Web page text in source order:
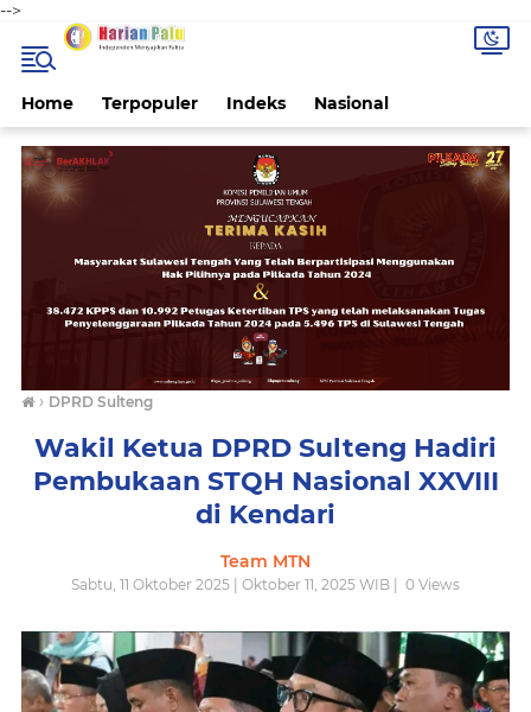
-->
Home Terpopuler Indeks Nasional
› DPRD Sulteng
Wakil Ketua DPRD Sulteng Hadiri
Pembukaan STQH Nasional XXVIII
di Kendari
Team MTN
Sabtu, 11 Oktober 2025 | Oktober 11, 2025 WIB | 0 Views